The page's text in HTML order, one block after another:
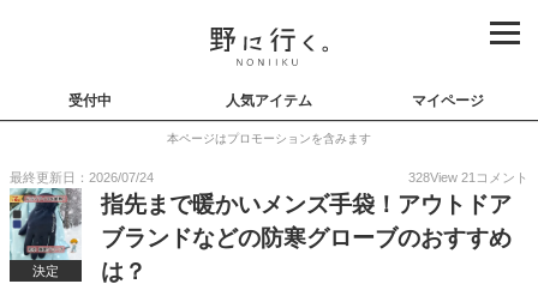
受付中 人気アイテム マイページ
本ページはプロモーションを含みます
最終更新日：2026/07/24 328View 21 コメント
決定
指先まで暖かいメンズ手袋！アウトドア
ブランドなどの防寒グローブのおすすめ
は？